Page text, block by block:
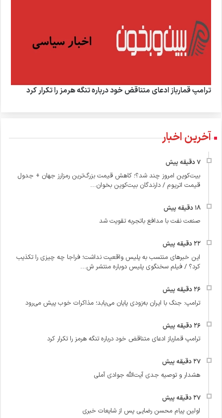
ترامپ قمارباز ادعای متناقض خود درباره تنگه هرمز را تکرار کرد
آخرین اخبار
بیت‌کوین امروز چند شد؟؛ کاهش قیمت بزرگ‌ترین رمزارز جهان + جدول
قیمت اتریوم / دارندگان بیت‌کوین بخوان...
صنعت نفت با مدافع باتجربه تقویت شد
این خبرهای منتسب به پلیس واقعیت نداشت؛ فراجا چه چیزی را تکذیب
کرد؟ / فیلم سخنگوی پلیس دوباره منتشر ش...
ترامپ: جنگ با ایران به‌زودی پایان می‌یابد؛ مذاکرات خوب پیش می‌رود
ترامپ قمارباز ادعای متناقض خود درباره تنگه هرمز را تکرار کرد
هشدار و توصیه جدی آیت‌الله جوادی آملی
اولین پیام محسن رضایی پس از شایعات خبری